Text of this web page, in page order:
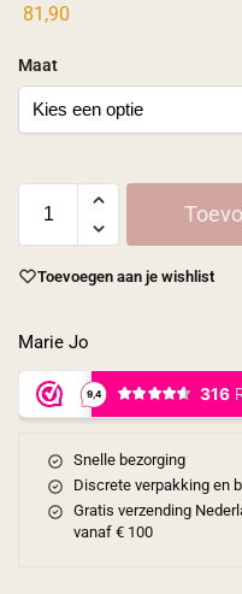
81,90
Maat
Toevoegen aan je wishlist
Marie Jo
Snelle bezorging
Discrete verpakking en
Gratis verzending
vanaf € 100